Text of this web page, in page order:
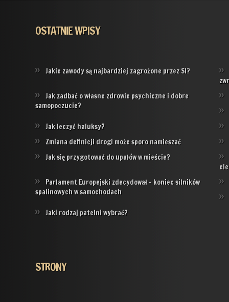
OSTATNIE WPISY
Jakie zawody są najbardziej zagrożone przez SI?
Jak zadbać o własne zdrowie psychiczne i dobre
samopoczucie?
Jak leczyć haluksy?
Zmiana definicji drogi może sporo namieszać
Jak się przygotować do upałów w mieście?
Parlament Europejski zdecydował – koniec silników
spalinowych w samochodach
Jaki rodzaj patelni wybrać?
STRONY